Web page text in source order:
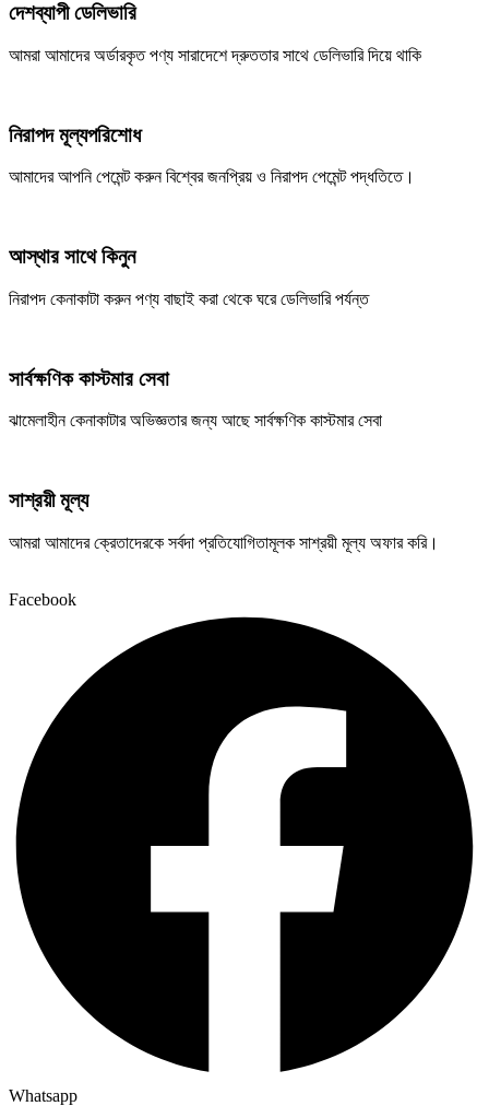
দেশব্যাপী ডেলিভারি
আমরা আমাদের অর্ডারকৃত পণ্য সারাদেশে দ্রুততার সাথে ডেলিভারি দিয়ে থাকি
নিরাপদ মূল্যপরিশোধ
আমাদের আপনি পেমেন্ট করুন বিশ্বের জনপ্রিয় ও নিরাপদ পেমেন্ট পদ্ধতিতে।
আস্থার সাথে কিনুন
নিরাপদ কেনাকাটা করুন পণ্য বাছাই করা থেকে ঘরে ডেলিভারি পর্যন্ত
সার্বক্ষণিক কাস্টমার সেবা
ঝামেলাহীন কেনাকাটার অভিজ্ঞতার জন্য আছে সার্বক্ষণিক কাস্টমার সেবা
সাশ্রয়ী মূল্য
আমরা আমাদের ক্রেতাদেরকে সর্বদা প্রতিযোগিতামূলক সাশ্রয়ী মূল্য অফার করি।
Facebook
Whatsapp